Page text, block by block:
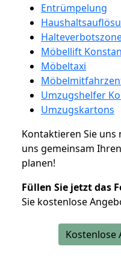
Entrümpelung
Möbellift
Möbeltaxi
Umzugshelfer
Umzugskartons
Kontaktieren Sie uns
uns gemeinsam
planen!
Füllen Sie jetzt das
Sie kostenlose
Kostenlose